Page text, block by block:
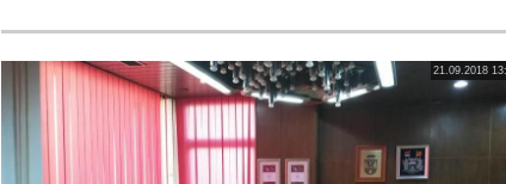
21.09.2018